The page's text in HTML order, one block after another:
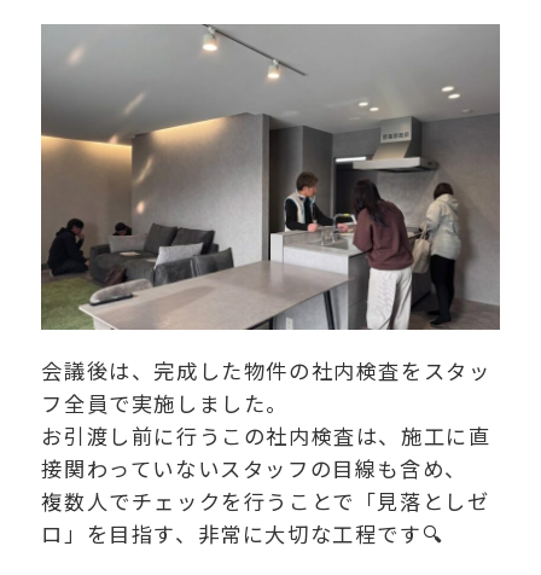
会議後は、完成した物件の社内検査をスタッ
フ全員で実施しました。
お引渡し前に行うこの社内検査は、施工に直
接関わっていないスタッフの目線も含め、
複数人でチェックを行うことで「見落としゼ
ロ」を目指す、非常に大切な工程です🔍